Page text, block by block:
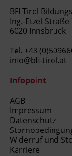
BFI Tirol
Ing.-Etzel-Straße
6020 Innsbruck
Tel. +43
info@bfi-tirol.at
Infopoint
AGB
Impressum
Datenschutz
Widerruf und
Karriere